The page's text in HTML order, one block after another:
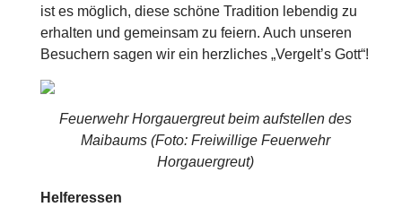
ist es möglich, diese schöne Tradition lebendig zu
erhalten und gemeinsam zu feiern. Auch unseren
Besuchern sagen wir ein herzliches „Vergelt’s Gott“!
Feuerwehr Horgauergreut beim aufstellen des
Maibaums (Foto: Freiwillige Feuerwehr
Horgauergreut)
Helferessen